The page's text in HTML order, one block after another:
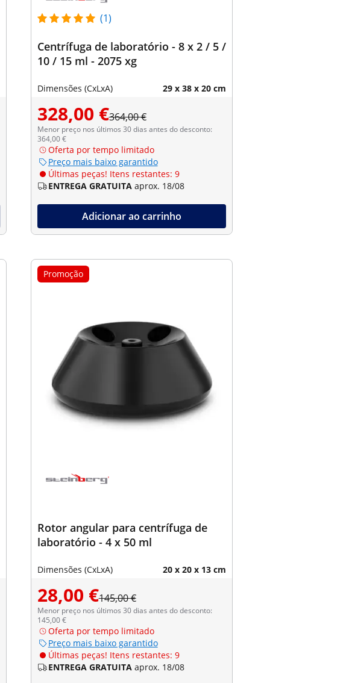
(1)
Centrífuga de laboratório - 8 x 2 / 5 /
10 / 15 ml - 2075 xg
Dimensões (CxLxA) 29 x 38 x 20 cm
328,00 €364,00 €
Menor preço nos últimos 30 dias antes do desconto:
364,00 €
Oferta por tempo limitado
Preço mais baixo garantido
Últimas peças! Itens restantes: 9
ENTREGA GRATUITA aprox. 18/08
Adicionar ao carrinho
Promoção
Rotor angular para centrífuga de
laboratório - 4 x 50 ml
Dimensões (CxLxA) 20 x 20 x 13 cm
28,00 €145,00 €
Menor preço nos últimos 30 dias antes do desconto:
145,00 €
Oferta por tempo limitado
Preço mais baixo garantido
Últimas peças! Itens restantes: 9
ENTREGA GRATUITA aprox. 18/08